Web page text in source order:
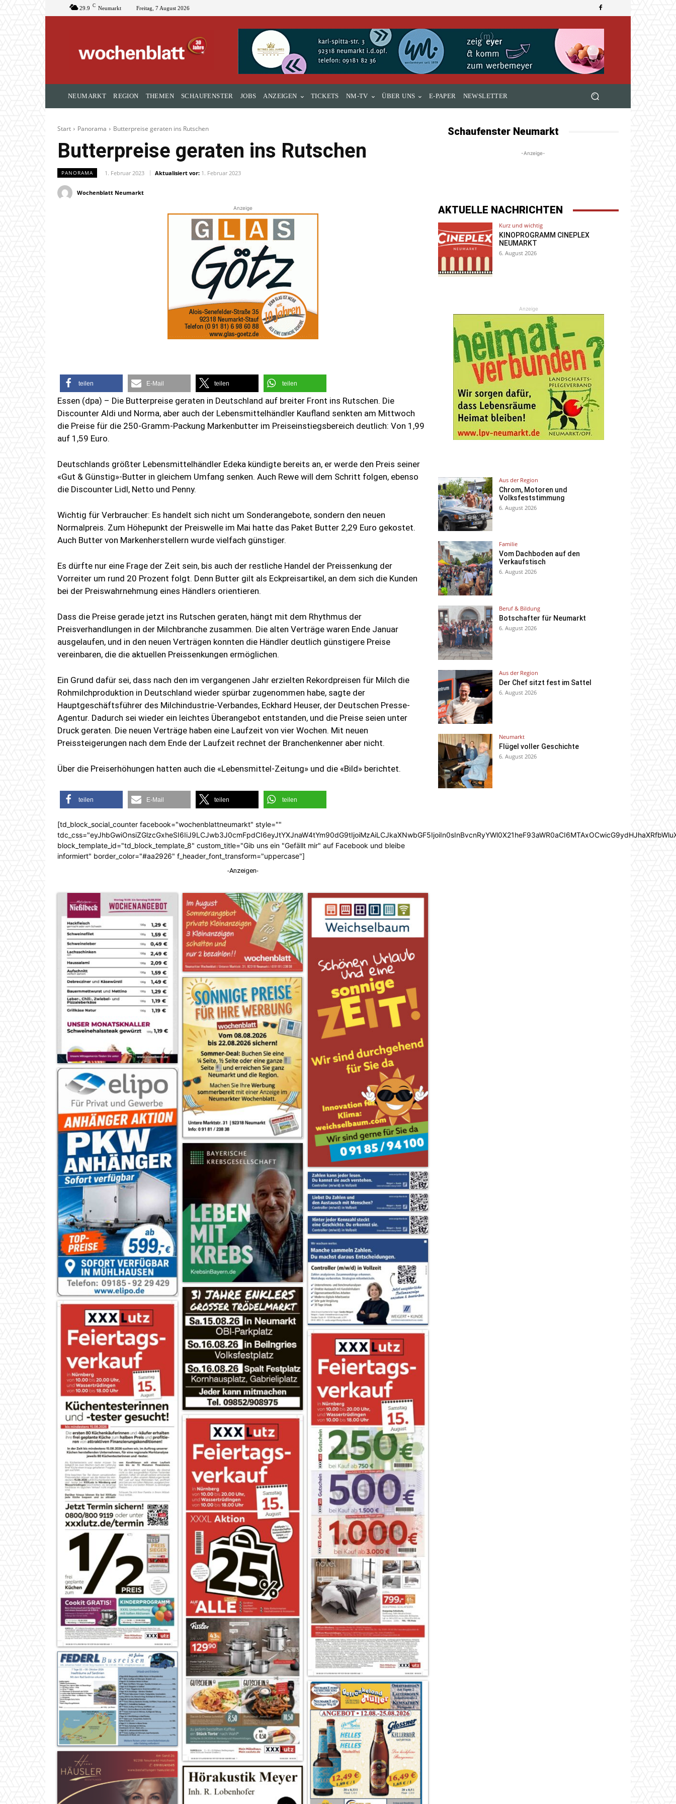
29.9 C Neumarkt Freitag, 7 August 2026
NEUMARKT REGION THEMEN SCHAUFENSTER JOBS ANZEIGEN TICKETS NM-TV ÜBER UNS E-PAPER NEWSLETTER
Start Panorama Butterpreise geraten ins Rutschen
Butterpreise geraten ins Rutschen
PANORAMA 1. Februar 2023 Aktualisiert vor: 1. Februar 2023
Wochenblatt Neumarkt
Schaufenster Neumarkt
-Anzeige-
Anzeige
teilen E-Mail teilen teilen
Essen (dpa) – Die Butterpreise geraten in Deutschland auf breiter Front ins Rutschen. Die
Discounter Aldi und Norma, aber auch der Lebensmittelhändler Kaufland senkten am Mittwoch
die Preise für die 250-Gramm-Packung Markenbutter im Preiseinstiegsbereich deutlich: Von 1,99
auf 1,59 Euro.
Deutschlands größter Lebensmittelhändler Edeka kündigte bereits an, er werde den Preis seiner
«Gut & Günstig»-Butter in gleichem Umfang senken. Auch Rewe will dem Schritt folgen, ebenso
die Discounter Lidl, Netto und Penny.
Wichtig für Verbraucher: Es handelt sich nicht um Sonderangebote, sondern den neuen
Normalpreis. Zum Höhepunkt der Preiswelle im Mai hatte das Paket Butter 2,29 Euro gekostet.
Auch Butter von Markenherstellern wurde vielfach günstiger.
Es dürfte nur eine Frage der Zeit sein, bis auch der restliche Handel der Preissenkung der
Vorreiter um rund 20 Prozent folgt. Denn Butter gilt als Eckpreisartikel, an dem sich die Kunden
bei der Preiswahrnehmung eines Händlers orientieren.
Dass die Preise gerade jetzt ins Rutschen geraten, hängt mit dem Rhythmus der
Preisverhandlungen in der Milchbranche zusammen. Die alten Verträge waren Ende Januar
ausgelaufen, und in den neuen Verträgen konnten die Händler deutlich günstigere Preise
vereinbaren, die die aktuellen Preissenkungen ermöglichen.
Ein Grund dafür sei, dass nach den im vergangenen Jahr erzielten Rekordpreisen für Milch die
Rohmilchproduktion in Deutschland wieder spürbar zugenommen habe, sagte der
Hauptgeschäftsführer des Milchindustrie-Verbandes, Eckhard Heuser, der Deutschen Presse-
Agentur. Dadurch sei wieder ein leichtes Überangebot entstanden, und die Preise seien unter
Druck geraten. Die neuen Verträge haben eine Laufzeit von vier Wochen. Mit neuen
Preissteigerungen nach dem Ende der Laufzeit rechnet der Branchenkenner aber nicht.
Über die Preiserhöhungen hatten auch die «Lebensmittel-Zeitung» und die «Bild» berichtet.
teilen E-Mail teilen teilen
[td_block_social_counter facebook="wochenblattneumarkt" style=""
block_template_id="td_block_template_8" custom_title="Gib uns ein "Gefällt mir" auf Facebook und bleibe
informiert" border_color="#aa2926" f_header_font_transform="uppercase"]
-Anzeigen-
AKTUELLE NACHRICHTEN
Kurz und wichtig
KINOPROGRAMM CINEPLEX
NEUMARKT
6. August 2026
Anzeige
Aus der Region
Chrom, Motoren und
Volksfeststimmung
6. August 2026
Familie
Vom Dachboden auf den
Verkaufstisch
6. August 2026
Beruf & Bildung
Botschafter für Neumarkt
6. August 2026
Aus der Region
Der Chef sitzt fest im Sattel
6. August 2026
Neumarkt
Flügel voller Geschichte
6. August 2026